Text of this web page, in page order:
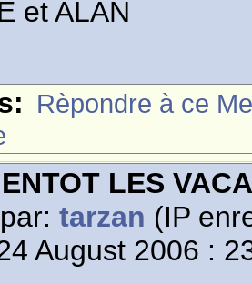
et ALAN
Rèpondre à ce
LES
tarzan (IP
August 2006 :